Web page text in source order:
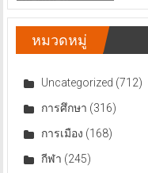
ข่าว
หมวดหมู่
Uncategorized (712)
การศึกษา (316)
การเมือง (168)
กีฬา (245)